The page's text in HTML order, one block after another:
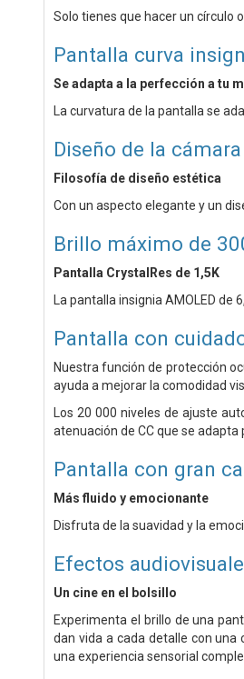
Solo tienes que hacer un círculo
Pantalla curva
Se adapta a la perfección a tu
La curvatura de la pantalla se
Diseño de la
Filosofía de diseño estética
Con un aspecto elegante y un
Brillo máximo de
Pantalla CrystalRes de 1,5K
La pantalla insignia AMOLED
Pantalla con
Nuestra función de protección
ayuda a mejorar la comodidad
Los 20 000 niveles de ajuste
atenuación de CC que se
Pantalla con gran
Más fluido y emocionante
Disfruta de la suavidad y la
Efectos
Un cine en el bolsillo
Experimenta el brillo de una
dan vida a cada detalle con una
una experiencia sensorial